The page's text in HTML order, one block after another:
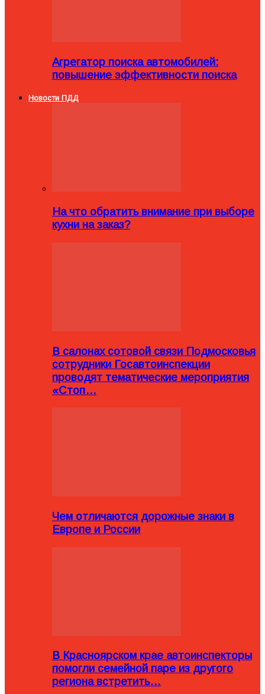
Агрегатор поиска автомобилей:
повышение эффективности поиска
Новости ПДД
На что обратить внимание при выборе
кухни на заказ?
В салонах сотовой связи Подмосковья
сотрудники Госавтоинспекции
проводят тематические мероприятия
«Стоп…
Чем отличаются дорожные знаки в
Европе и России
В Красноярском крае автоинспекторы
помогли семейной паре из другого
региона встретить…